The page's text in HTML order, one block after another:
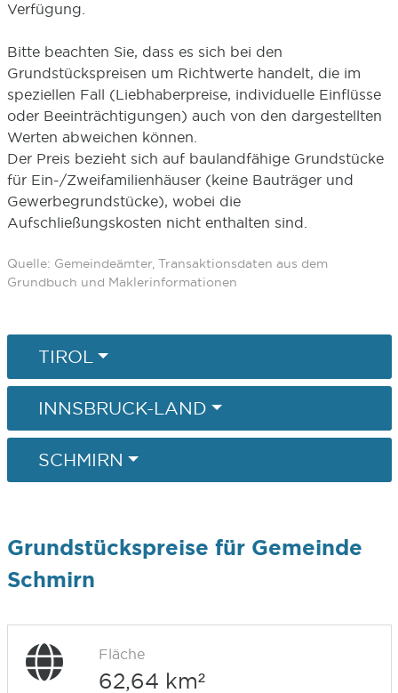
Verfügung.
Bitte beachten Sie, dass es sich bei den
Grundstückspreisen um Richtwerte handelt, die im
speziellen Fall (Liebhaberpreise, individuelle Einflüsse
oder Beeinträchtigungen) auch von den dargestellten
Werten abweichen können.
Der Preis bezieht sich auf baulandfähige Grundstücke
für Ein-/Zweifamilienhäuser (keine Bauträger und
Gewerbegrundstücke), wobei die
Aufschließungskosten nicht enthalten sind.
Quelle: Gemeindeämter, Transaktionsdaten aus dem
Grundbuch und Maklerinformationen
TIROL
INNSBRUCK-LAND
SCHMIRN
Grundstückspreise für Gemeinde
Schmirn
Fläche
62,64 km²